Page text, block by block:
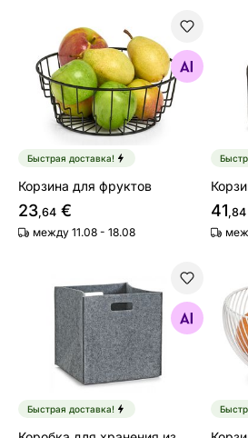
Корзина для фруктов
Найдите похожие
Быстрая доставка!
Корзина для фруктов
23,64 €
между 11.08 - 18.08
41,84
Коробка для хранения из
Найдите похожие
Быстрая доставка!